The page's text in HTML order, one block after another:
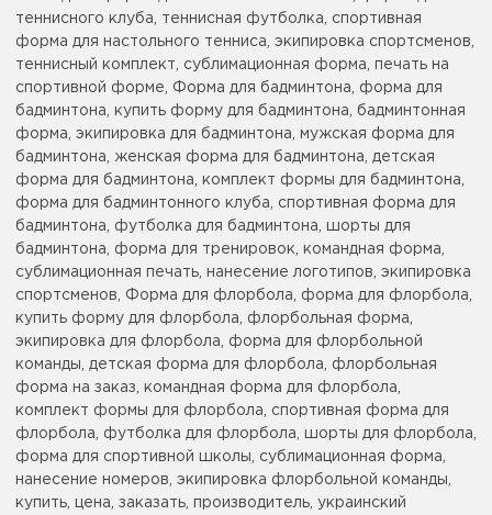
теннисного клуба, теннисная футболка, спортивная
форма для настольного тенниса, экипировка спортсменов,
теннисный комплект, сублимационная форма, печать на
спортивной форме, Форма для бадминтона, форма для
бадминтона, купить форму для бадминтона, бадминтонная
форма, экипировка для бадминтона, мужская форма для
бадминтона, женская форма для бадминтона, детская
форма для бадминтона, комплект формы для бадминтона,
форма для бадминтонного клуба, спортивная форма для
бадминтона, футболка для бадминтона, шорты для
бадминтона, форма для тренировок, командная форма,
сублимационная печать, нанесение логотипов, экипировка
спортсменов, Форма для флорбола, форма для флорбола,
купить форму для флорбола, флорбольная форма,
экипировка для флорбола, форма для флорбольной
команды, детская форма для флорбола, флорбольная
форма на заказ, командная форма для флорбола,
комплект формы для флорбола, спортивная форма для
флорбола, футболка для флорбола, шорты для флорбола,
форма для спортивной школы, сублимационная форма,
нанесение номеров, экипировка флорбольной команды,
купить, цена, заказать, производитель, украинский